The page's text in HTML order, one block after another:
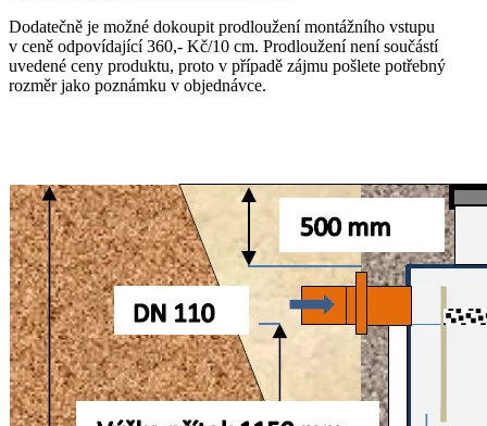
Dodatečně je možné dokoupit prodloužení montážního vstupu
v ceně odpovídající 360,- Kč/10 cm. Prodloužení není součástí
uvedené ceny produktu, proto v případě zájmu pošlete potřebný
rozměr jako poznámku v objednávce.